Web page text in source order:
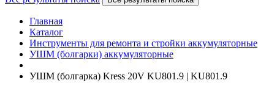
Главная
Каталог
Инструменты для ремонта и стройки аккумуляторные
УШМ (болгарки) аккумуляторные
УШМ (болгарка) Kress 20V KU801.9 | KU801.9